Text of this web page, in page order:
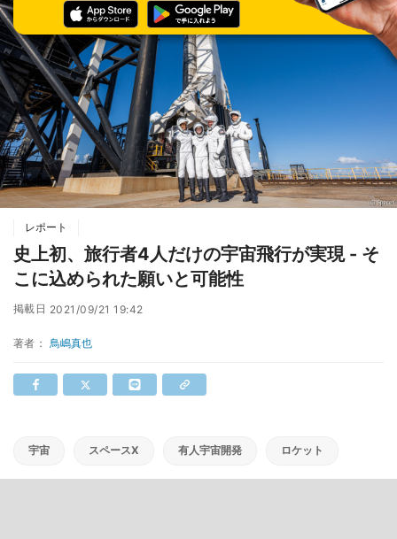
レポート
史上初、旅行者4人だけの宇宙飛行が実現 - そ
こに込められた願いと可能性
掲載日 2021/09/21 19:42
著者： 鳥嶋真也
宇宙 スペースX 有人宇宙開発 ロケット